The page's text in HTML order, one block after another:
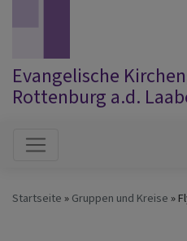
Evangelische
Rottenburg a.d.
Hauptnavigation
Startseite Gruppen und Kreise